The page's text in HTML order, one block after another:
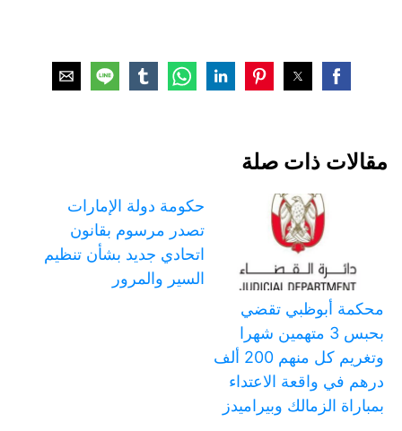
مقالات ذات صلة
محكمة أبوظبي تقضي
بحبس 3 متهمين شهرا
وتغريم كل منهم 200 ألف
درهم في واقعة الاعتداء
بمباراة الزمالك وبيراميدز
حكومة دولة الإمارات
تصدر مرسوم بقانون
اتحادي جديد بشأن تنظيم
السير والمرور